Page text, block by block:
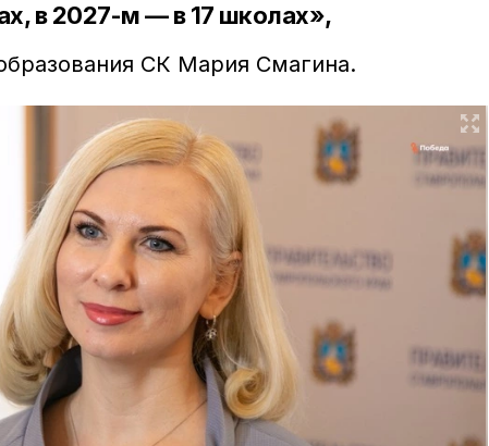
в 2027-м — в 17 школах»,
СК Мария Смагина.